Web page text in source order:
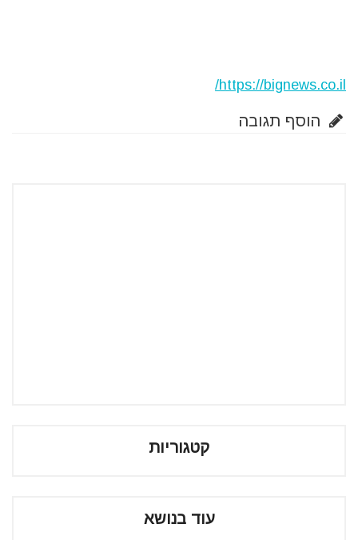
https://bignews.co.il/
הוסף תגובה
קטגוריות
עוד בנושא